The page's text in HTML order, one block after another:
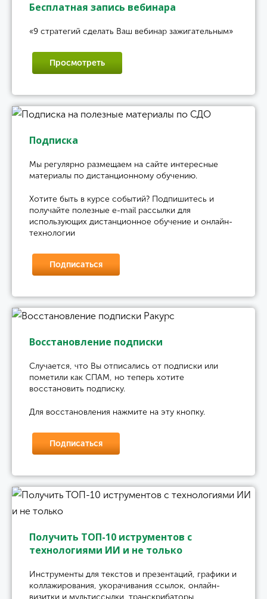
Бесплатная запись вебинара
«9 стратегий сделать Ваш вебинар зажигательным»
Просмотреть
Подписка
Мы регулярно размещаем на сайте интересные
материалы по дистанционному обучению.
Хотите быть в курсе событий? Подпишитесь и
получайте полезные e-mail рассылки для
использующих дистанционное обучение и онлайн-
технологии
Подписаться
Восстановление подписки
Случается, что Вы отписались от подписки или
пометили как СПАМ, но теперь хотите
восстановить подписку.
Для восстановления нажмите на эту кнопку.
Подписаться
Получить ТОП-10 иструментов с
технологиями ИИ и не только
Инструменты для текстов и презентаций, графики и
коллажирования, укорачивания ссылок, онлайн-
визитки и мультиссылки, транскрибаторы,